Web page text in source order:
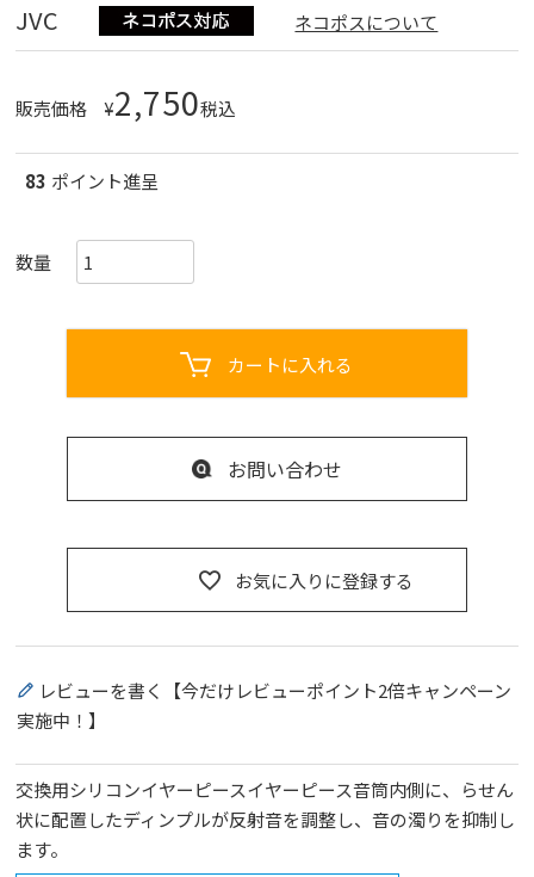
JVC ネコポスについて
販売価格 ¥2,750税込
83 ポイント進呈
お気に入りに登録する
カートに入れる
お問い合わせ
レビューを書く【今だけレビューポイント2倍キャンペーン
実施中！】
交換用シリコンイヤーピースイヤーピース音筒内側に、らせん
状に配置したディンプルが反射音を調整し、音の濁りを抑制し
ます。